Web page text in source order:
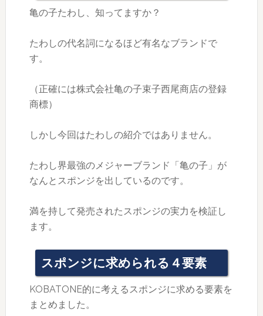
亀の子たわし、知ってますか？
たわしの代名詞になるほど有名なブランドで
す。
（正確には株式会社亀の子束子西尾商店の登録
商標）
しかし今回はたわしの紹介ではありません。
たわし界最強のメジャーブランド「亀の子」が
なんとスポンジを出しているのです。
満を持して発売されたスポンジの実力を検証し
ます。
スポンジに求められる４要素
KOBATONE的に考えるスポンジに求める要素を
まとめました。